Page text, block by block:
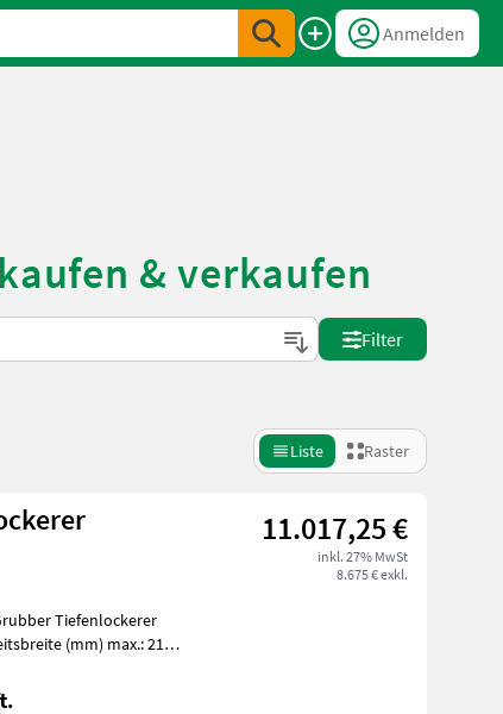
Anmelden
& verkaufen
Filter
Liste Raster
11.017,25 €
inkl. 27% MwSt
8.675 € exkl.
Tiefenlockerer
(mm) max.: 2150